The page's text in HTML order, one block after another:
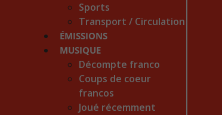
Sports
Transport / Circulation
ÉMISSIONS
MUSIQUE
Décompte franco
Coups de coeur
francos
Joué récemment